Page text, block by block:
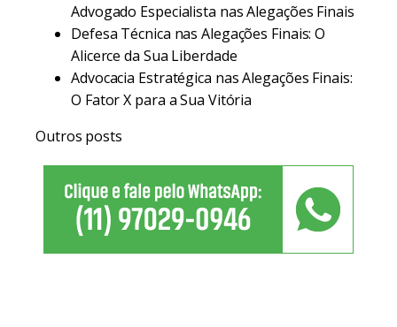
Advogado Especialista nas Alegações Finais
Defesa Técnica nas Alegações Finais: O
Alicerce da Sua Liberdade
Advocacia Estratégica nas Alegações Finais:
O Fator X para a Sua Vitória
Outros posts